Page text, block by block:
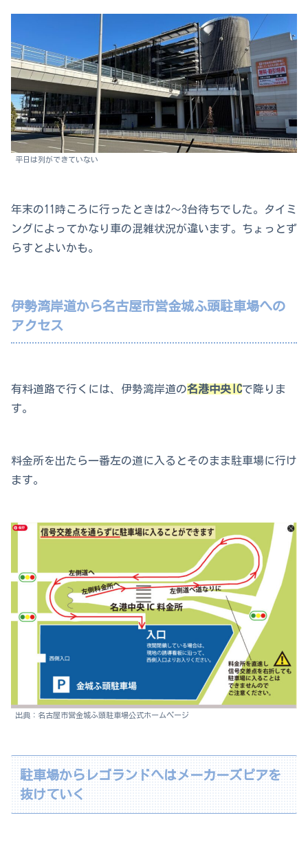
平日は列ができていない
年末の11時ころに行ったときは2～3台待ちでした。タイミ
ングによってかなり車の混雑状況が違います。ちょっとず
らすとよいかも。
伊勢湾岸道から名古屋市営金城ふ頭駐車場への
アクセス
有料道路で行くには、伊勢湾岸道の名港中央ICで降りま
す。
料金所を出たら一番左の道に入るとそのまま駐車場に行け
ます。
出典：名古屋市営金城ふ頭駐車場公式ホームページ
駐車場からレゴランドへはメーカーズピアを
抜けていく